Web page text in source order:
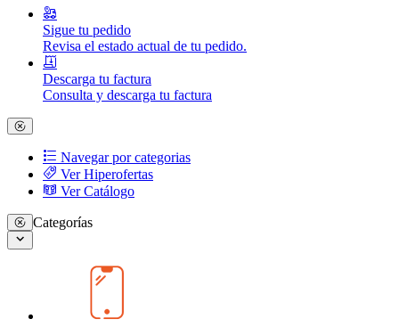
Sigue tu pedido
Revisa el estado actual de tu pedido.
Descarga tu factura
Consulta y descarga tu factura
Navegar por categorias
Ver Hiperofertas
Ver Catálogo
Categorías